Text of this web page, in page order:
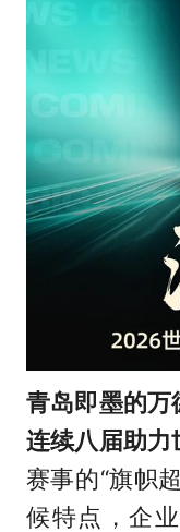
青岛即墨的万
连续八届助力
赛事的“旗帜
候特点，企